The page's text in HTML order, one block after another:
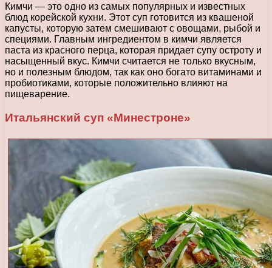
Кимчи — это одно из самых популярных и известных
блюд корейской кухни. Этот суп готовится из квашеной
капусты, которую затем смешивают с овощами, рыбой и
специями. Главным ингредиентом в кимчи является
паста из красного перца, которая придает супу остроту и
насыщенный вкус. Кимчи считается не только вкусным,
но и полезным блюдом, так как оно богато витаминами и
пробиотиками, которые положительно влияют на
пищеварение.
Итальянский суп «Минестроне»